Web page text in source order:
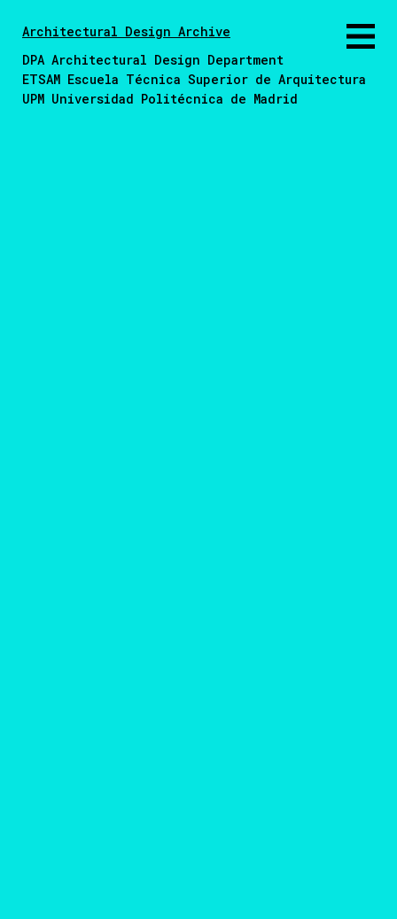
Architectural Design Archive
DPA Architectural Design Department
ETSAM Escuela Técnica Superior de Arquitectura
UPM Universidad Politécnica de Madrid